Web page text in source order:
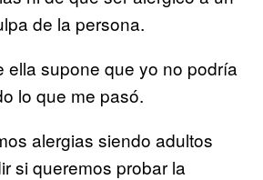
de la persona.
ella supone que yo no podría
lo que me pasó.
alergias siendo adultos
si queremos probar la